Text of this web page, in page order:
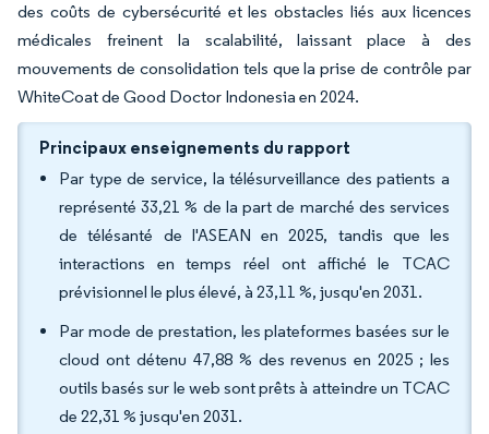
des coûts de cybersécurité et les obstacles liés aux licences
médicales freinent la scalabilité, laissant place à des
mouvements de consolidation tels que la prise de contrôle par
WhiteCoat de Good Doctor Indonesia en 2024.
Principaux enseignements du rapport
Par type de service, la télésurveillance des patients a
représenté 33,21 % de la part de marché des services
de télésanté de l'ASEAN en 2025, tandis que les
interactions en temps réel ont affiché le TCAC
prévisionnel le plus élevé, à 23,11 %, jusqu'en 2031.
Par mode de prestation, les plateformes basées sur le
cloud ont détenu 47,88 % des revenus en 2025 ; les
outils basés sur le web sont prêts à atteindre un TCAC
de 22,31 % jusqu'en 2031.